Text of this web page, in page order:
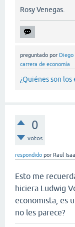
Rosy Venegas.
preguntado por Diego
carrera de economía
¿Quiénes son
0
votos
respondido por Raul
Esto me
hiciera Ludwig
economista, es
no les parece?